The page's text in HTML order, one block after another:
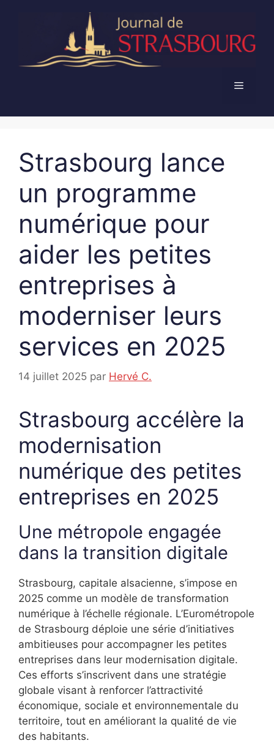
Menu
Strasbourg lance
un programme
numérique pour
aider les petites
entreprises à
moderniser leurs
services en 2025
14 juillet 2025 par Hervé C.
Strasbourg accélère la
modernisation
numérique des petites
entreprises en 2025
Une métropole engagée
dans la transition digitale
Strasbourg, capitale alsacienne, s’impose en
2025 comme un modèle de transformation
numérique à l’échelle régionale. L’Eurométropole
de Strasbourg déploie une série d’initiatives
ambitieuses pour accompagner les petites
entreprises dans leur modernisation digitale.
Ces efforts s’inscrivent dans une stratégie
globale visant à renforcer l’attractivité
économique, sociale et environnementale du
territoire, tout en améliorant la qualité de vie
des habitants.